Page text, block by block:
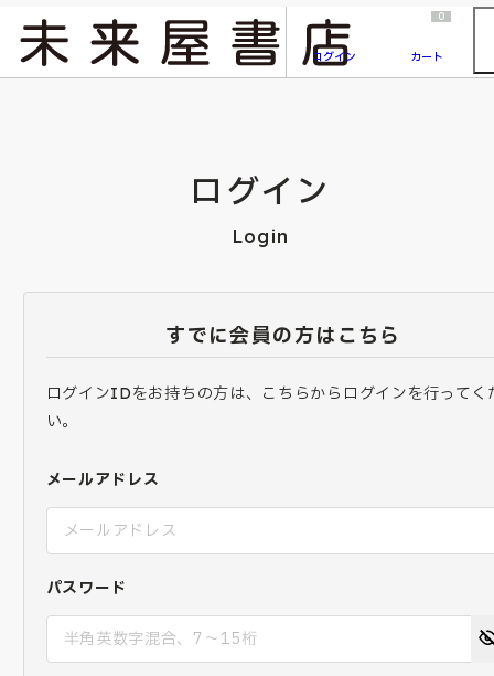
『ONE PIECE magazine 021 ONE PIECEカード付き同梱版』発売延期のご案内
ログイン
0
カート
ログイン
Login
すでに会員の方はこちら
ログインIDをお持ちの方は、こちらからログインを行ってく
い。
メールアドレス
パスワード